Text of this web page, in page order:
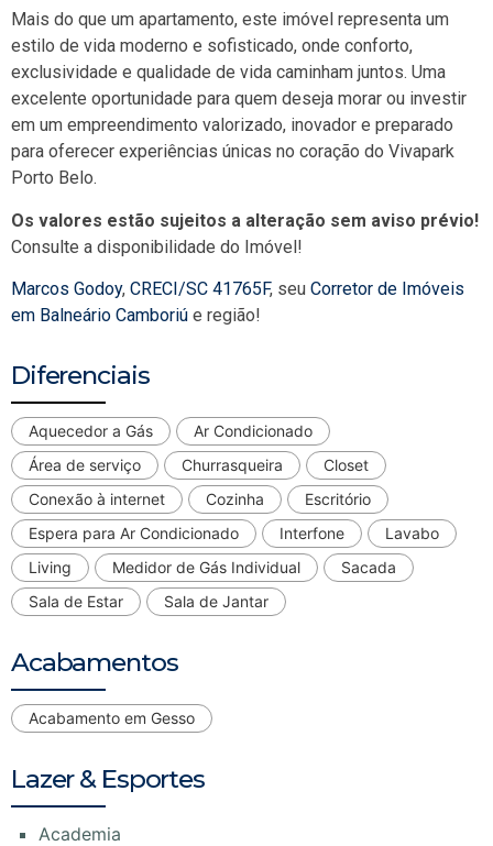
Mais do que um apartamento, este imóvel representa um
estilo de vida moderno e sofisticado, onde conforto,
exclusividade e qualidade de vida caminham juntos. Uma
excelente oportunidade para quem deseja morar ou investir
em um empreendimento valorizado, inovador e preparado
para oferecer experiências únicas no coração do Vivapark
Porto Belo.
Os valores estão sujeitos a alteração sem aviso prévio!
Consulte a disponibilidade do Imóvel!
Marcos Godoy, CRECI/SC 41765F, seu Corretor de Imóveis
em Balneário Camboriú e região!
Diferenciais
Aquecedor a Gás
Ar Condicionado
Área de serviço
Churrasqueira
Closet
Conexão à internet
Cozinha
Escritório
Espera para Ar Condicionado
Interfone
Lavabo
Living
Medidor de Gás Individual
Sacada
Sala de Estar
Sala de Jantar
Acabamentos
Acabamento em Gesso
Lazer & Esportes
Academia